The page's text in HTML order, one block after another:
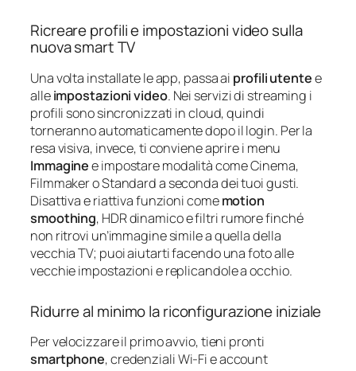
Ricreare profili e impostazioni video sulla
nuova smart TV
Una volta installate le app, passa ai profili utentee
alleimpostazioni video. Nei servizi di streaming i
profili sono sincronizzati in cloud, quindi
torneranno automaticamente dopo il login. Per la
resa visiva, invece, ti conviene aprire i menu
Immaginee impostare modalità come Cinema,
Filmmaker o Standard a seconda dei tuoi gusti.
Disattiva e riattiva funzioni comemotion
smoothing, HDR dinamico e filtri rumore finché
non ritrovi un’immagine simile a quella della
vecchia TV; puoi aiutarti facendo una foto alle
vecchie impostazioni e replicandole a occhio.
Ridurre al minimo la riconfigurazione iniziale
Per velocizzare il primo avvio, tieni pronti
smartphone, credenziali Wi‑Fi e account